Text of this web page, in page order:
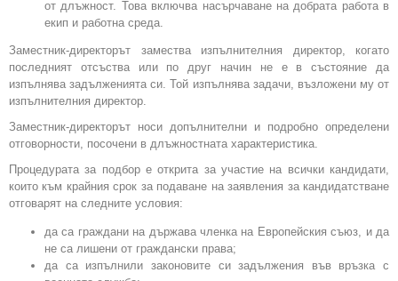
от длъжност. Това включва насърчаване на добрата работа в
екип и работна среда.
Заместник-директорът замества изпълнителния директор, когато
последният отсъства или по друг начин не е в състояние да
изпълнява задълженията си. Той изпълнява задачи, възложени му от
изпълнителния директор.
Заместник-директорът носи допълнителни и подробно определени
отговорности, посочени в длъжностната характеристика.
Процедурата за подбор е открита за участие на всички кандидати,
които към крайния срок за подаване на заявления за кандидатстване
отговарят на следните условия:
да са граждани на държава членка на Европейския съюз, и да
не са лишени от граждански права;
да са изпълнили законовите си задължения във връзка с